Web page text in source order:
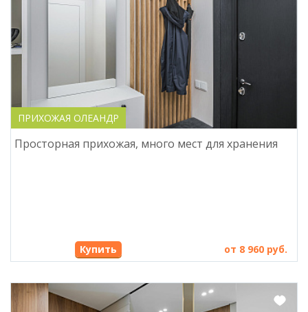
ПРИХОЖАЯ ОЛЕАНДР
Просторная прихожая, много мест для хранения
Купить от 8 960 руб.